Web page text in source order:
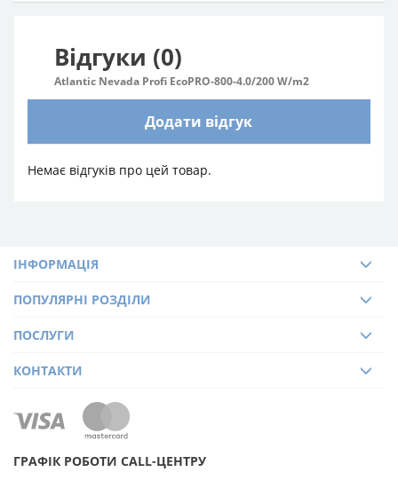
Відгуки (0)
Atlantic Nevada Profi EcoPRO-800-4.0/200 W/m2
Додати відгук
Немає відгуків про цей товар.
ІНФОРМАЦІЯ
ПОПУЛЯРНІ РОЗДІЛИ
ПОСЛУГИ
ГРАФІК РОБОТИ CALL-ЦЕНТРУ
КОНТАКТИ